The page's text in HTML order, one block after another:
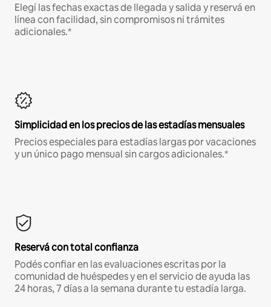
Elegí las fechas exactas de llegada y salida y reservá en
línea con facilidad, sin compromisos ni trámites
adicionales.*
Simplicidad en los precios de las estadías mensuales
Precios especiales para estadías largas por vacaciones
y un único pago mensual sin cargos adicionales.*
Reservá con total confianza
Podés confiar en las evaluaciones escritas por la
comunidad de huéspedes y en el servicio de ayuda las
24 horas, 7 días a la semana durante tu estadía larga.